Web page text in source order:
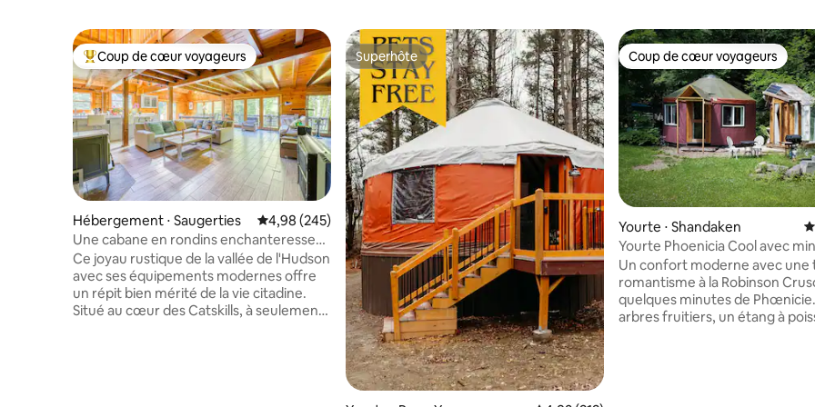
Coups de cœur voyageurs les plus appréciés
Coup de cœur voyageurs
Hébergement ⋅ Saugerties Évaluation moyenne sur la base de 245 commentaires : 4,98 sur 5
4,98 (245)
Une cabane en rondins enchanteresse
au cœur des Catskills
Ce joyau rustique de la vallée de l'Hudson
avec ses équipements modernes offre
un répit bien mérité de la vie citadine.
Situé au cœur des Catskills, à seulement
Superhôte
Superhôte Coup de cœur voyageurs
Coup de cœur voyageurs
Yourte ⋅ Shandaken
Yourte Phoenicia Cool avec
prairie et climatisation !
Un confort moderne avec une
romantisme à la Robinson
quelques minutes de
arbres fruitiers, un étang à